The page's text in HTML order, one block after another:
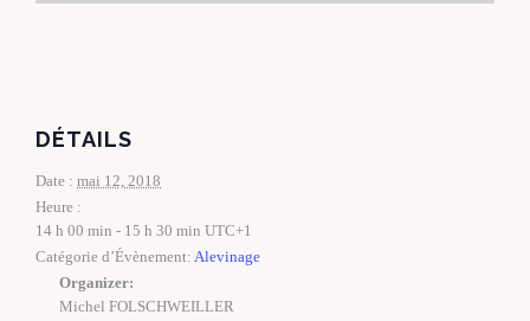
DÉTAILS
Date : mai 12, 2018
Heure :
14 h 00 min - 15 h 30 min UTC+1
Catégorie d’Évènement: Alevinage
Organizer:
Michel FOLSCHWEILLER